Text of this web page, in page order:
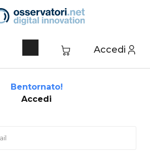
Accedi
Bentornato!
Accedi